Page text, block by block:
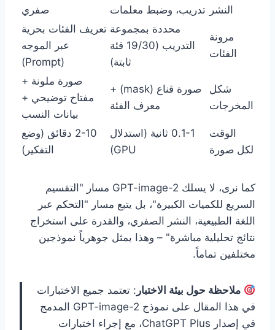
النشر تدريب، وضبط معلمات
صفري
مرونة
الفئات
محددة بمجموعة
التدريب (19/30 فئة
ثابتة)
تعريف الفئات بحرية
عبر الموجه
(Prompt)
شكل
المخرجات
صورة قناع (mask) +
معرف الفئة
صورة ملونة +
مفتاح توضيحي +
بيانات النسب
الوقت
لكل صورة
0.1-1 ثانية (استدلال
GPU)
2-10 دقائق (وضع
التفكير)
كما نرى، لا يسلك GPT-image-2 مسار "التقسيم
السريع للكميات الكبيرة"، بل يتبع مسار "التحكم عبر
اللغة الطبيعية، النشر الصفري، والقدرة على استخراج
نتائج تحليلية مباشرة" – وهذا يمثل جوهرياً نموذجين
مختلفين تماماً.
ملاحظة حول بيئة الاختبار : تعتمد جميع الاختبارات
في هذا المقال على نموذج GPT-image-2 المدمج
في إصدار ChatGPT Plus، مع إجراء اختبارات